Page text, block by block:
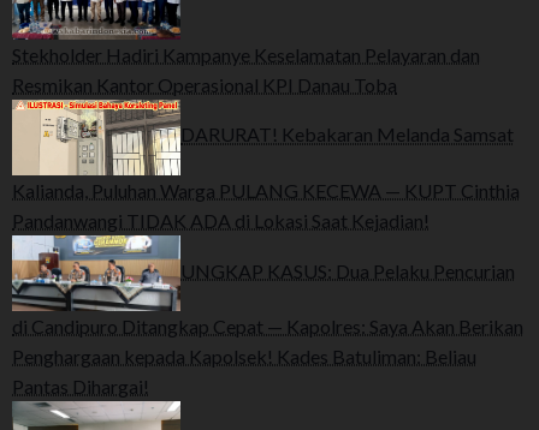
Stekholder Hadiri Kampanye Keselamatan Pelayaran dan
Resmikan Kantor Operasional KPI Danau Toba
DARURAT! Kebakaran Melanda Samsat
Kalianda, Puluhan Warga PULANG KECEWA — KUPT Cinthia
Pandanwangi TIDAK ADA di Lokasi Saat Kejadian!
UNGKAP KASUS: Dua Pelaku Pencurian
di Candipuro Ditangkap Cepat — Kapolres: Saya Akan Berikan
Penghargaan kepada Kapolsek! Kades Batuliman: Beliau
Pantas Dihargai!